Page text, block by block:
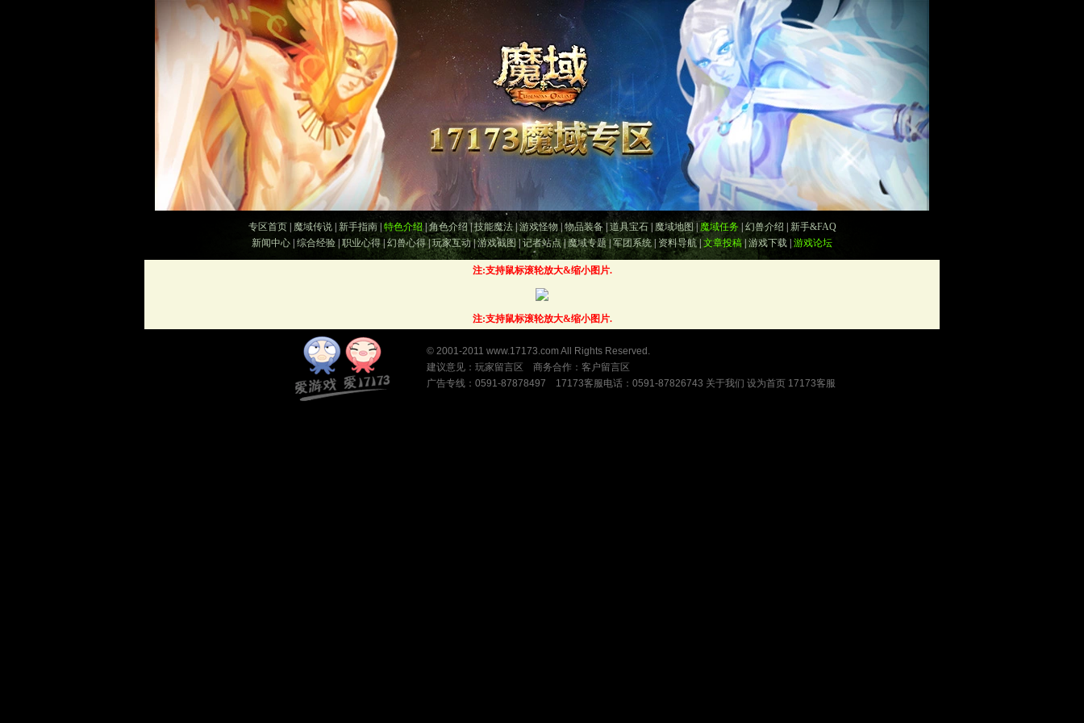
专区首页| 魔域传说| 新手指南| 特色介绍|角色介绍|技能魔法|游戏怪物| 物品装备|道具宝石| 魔域地图| 魔域任务| 幻兽介绍
新手&FAQ
新闻中心 综合经验 |职业心得| 幻兽心得|玩家互动|游戏截图|记者站点|魔域专题|军团系统| 资料导航|文章投稿| 游戏下载 游戏论坛
注:支持鼠标滚轮放大&缩小图片.
注:支持鼠标滚轮放大&缩小图片.
© 2001-2011 www.17173.comAll Rights Reserved.
建议意见： 玩家留言区 商务合作： 客户留言区
广告专线：0591-87878497 17173客服电话：0591-87826743 关于我们 设为首页 17173客服